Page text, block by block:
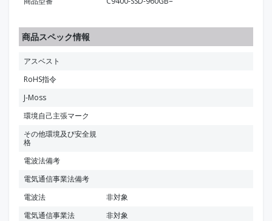
商品スペック情報
アスベスト
RoHS指令
J-Moss
環境自己主張マーク
その他環境及び安全規
格
電波法備考
電気通信事業法備考
電波法
非対象
電気通信事業法
非対象